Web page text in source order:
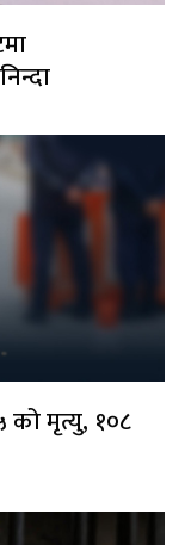
को मृत्यु, १०८